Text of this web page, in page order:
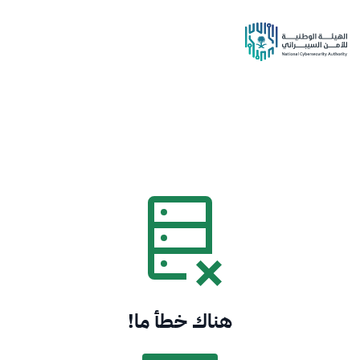
هناك خطأ ما!